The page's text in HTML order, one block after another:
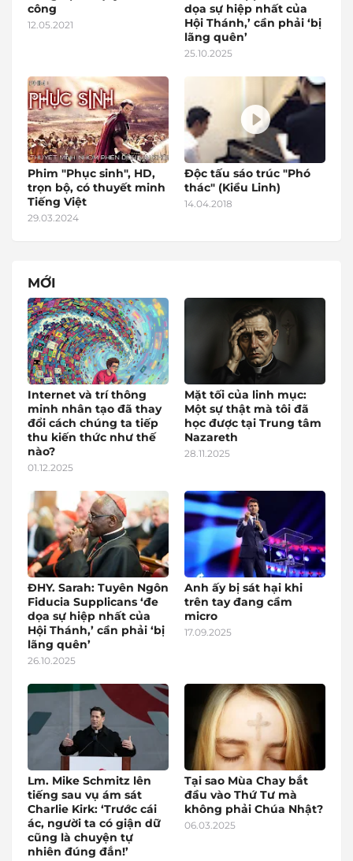
công
12.05.2021
dọa sự hiệp nhất của
Hội Thánh,’ cần phải ‘bị
lãng quên’
25.10.2025
Phim "Phục sinh", HD,
trọn bộ, có thuyết minh
Tiếng Việt
29.03.2024
Độc tấu sáo trúc "Phó
thác" (Kiều Linh)
14.04.2018
MỚI
Internet và trí thông
minh nhân tạo đã thay
đổi cách chúng ta tiếp
thu kiến thức như thế
nào?
01.12.2025
Mặt tối của linh mục:
Một sự thật mà tôi đã
học được tại Trung tâm
Nazareth
28.11.2025
ĐHY. Sarah: Tuyên Ngôn
Fiducia Supplicans ‘đe
dọa sự hiệp nhất của
Hội Thánh,’ cần phải ‘bị
lãng quên’
26.10.2025
Anh ấy bị sát hại khi
trên tay đang cầm
micro
17.09.2025
Lm. Mike Schmitz lên
tiếng sau vụ ám sát
Charlie Kirk: ‘Trước cái
ác, người ta có giận dữ
cũng là chuyện tự
nhiên đúng đắn!’
Tại sao Mùa Chay bắt
đầu vào Thứ Tư mà
không phải Chúa Nhật?
06.03.2025